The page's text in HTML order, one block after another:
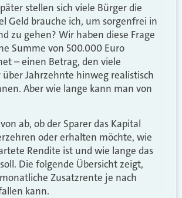
stellen sich viele Bürger die
Geld brauche ich, um sorgenfrei in
zu gehen? Wir haben diese Frage
Summe von 500.000 Euro
– einen Betrag, den viele
Jahrzehnte hinweg realistisch
Aber wie lange kann man von
ab, ob der Sparer das Kapital
oder erhalten möchte, wie
Rendite ist und wie lange das
Die folgende Übersicht zeigt,
Zusatzrente je nach
kann.